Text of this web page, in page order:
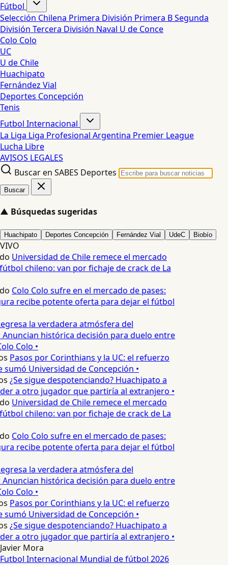
Fútbol
Selección Chilena Primera División Primera BSegunda
División Tercera División Naval U de Conce
Colo Colo
UC
U de Chile
Huachipato
Fernández Vial
Deportes Concepción
Tenis
Futbol Internacional
La Liga Liga Profesional Argentina Premier League
Lucha Libre
AVISOS LEGALES
Buscar en SABES Deportes
Buscar
▲ Búsquedas sugeridas
Huachipato Deportes Concepción Fernández Vial UdeC Biobío
VIVO
Universidad de Chile remece el mercado
chileno: van por fichaje de crack de La
Colo Colo sufre en el mercado de pases:
recibe potente oferta para dejar el fútbol
la verdadera atmósfera del
histórica decisión para duelo entre
Colo •
Pasos por Corinthians y la UC: el refuerzo
Universidad de Concepción •
¿Se sigue despotenciando? Huachipato a
a otro jugador que partiría al extranjero •
Universidad de Chile remece el mercado
chileno: van por fichaje de crack de La
Colo Colo sufre en el mercado de pases:
recibe potente oferta para dejar el fútbol
la verdadera atmósfera del
histórica decisión para duelo entre
Colo •
Pasos por Corinthians y la UC: el refuerzo
Universidad de Concepción •
¿Se sigue despotenciando? Huachipato a
a otro jugador que partiría al extranjero •
Javier Mora
Futbol Internacional Mundial de fútbol 2026